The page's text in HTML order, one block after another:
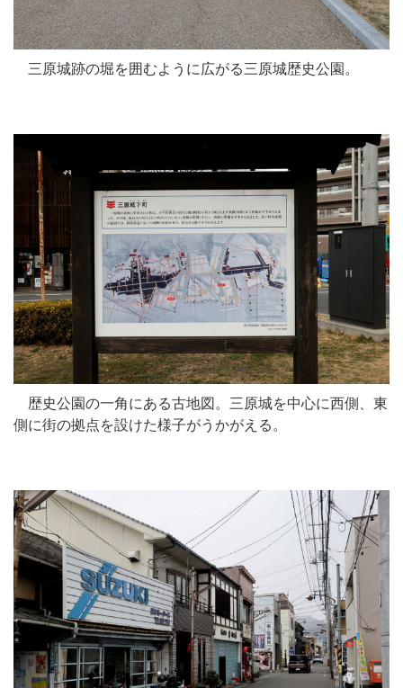
三原城跡の堀を囲むように広がる三原城歴史公園。
歴史公園の一角にある古地図。三原城を中心に西側、東
側に街の拠点を設けた様子がうかがえる。